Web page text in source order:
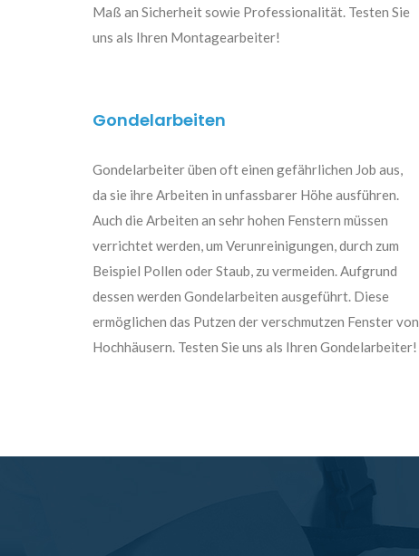
Maß an Sicherheit sowie Professionalität. Testen Sie
uns als Ihren Montagearbeiter!
Gondelarbeiten
Gondelarbeiter üben oft einen gefährlichen Job aus,
da sie ihre Arbeiten in unfassbarer Höhe ausführen.
Auch die Arbeiten an sehr hohen Fenstern müssen
verrichtet werden, um Verunreinigungen, durch zum
Beispiel Pollen oder Staub, zu vermeiden. Aufgrund
dessen werden Gondelarbeiten ausgeführt. Diese
ermöglichen das Putzen der verschmutzen Fenster von
Hochhäusern. Testen Sie uns als Ihren Gondelarbeiter!